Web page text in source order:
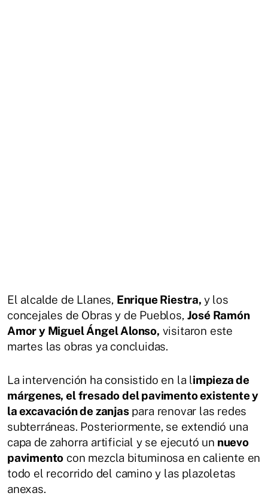
El alcalde de Llanes, Enrique Riestra, y los
concejales de Obras y de Pueblos, José Ramón
Amor y Miguel Ángel Alonso, visitaron este
martes las obras ya concluidas.
La intervención ha consistido en la limpieza de
márgenes, el fresado del pavimento existente y
la excavación de zanjaspara renovar las redes
subterráneas. Posteriormente, se extendió una
capa de zahorra artificial y se ejecutó un nuevo
pavimento con mezcla bituminosa en caliente en
todo el recorrido del camino y las plazoletas
anexas.